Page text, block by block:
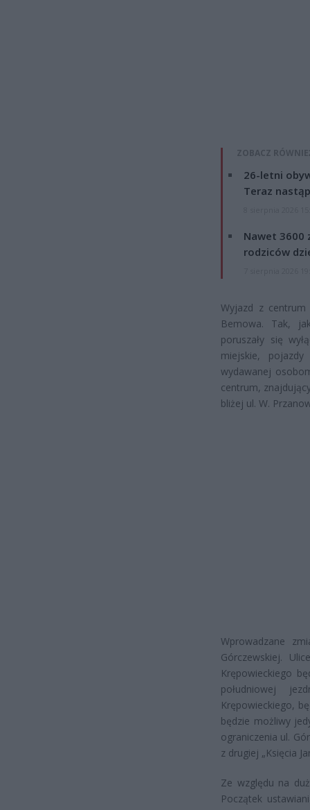
ZOBACZ
26-letni
Teraz
Nawet 3600
rodziców
Wyjazd z centrum
Bemowa. Tak,
poruszały się
miejskie,
wydawanej
centrum,
bliżej ul. W.
Wprowadzane
Górczewskiej.
Krępowieckiego
południowej
Krępowieckiego,
będzie możliwy
ograniczenia ul.
z drugiej „Księcia
Ze względu na
Początek